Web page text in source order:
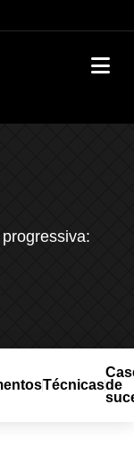
Técnicasde